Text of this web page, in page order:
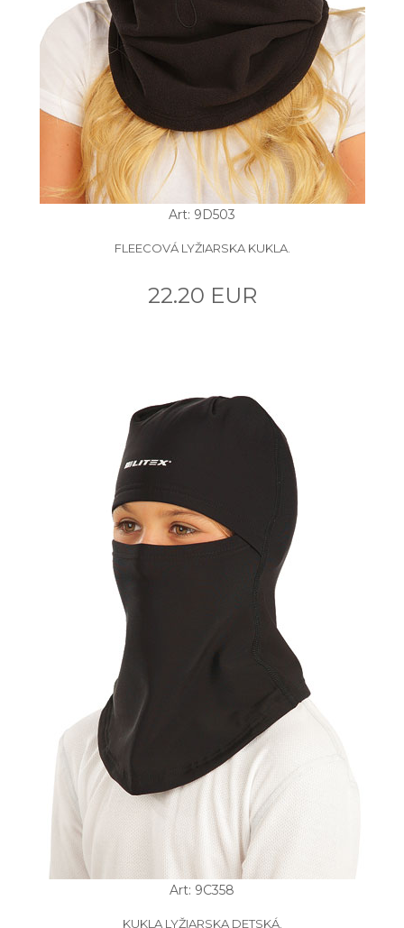
Art: 9D503
FLEECOVÁ LYŽIARSKA KUKLA.
22.20 EUR
Art: 9C358
KUKLA LYŽIARSKA DETSKÁ.